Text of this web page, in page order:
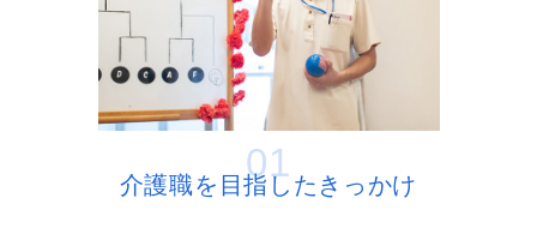
01
介護職を目指したきっかけ